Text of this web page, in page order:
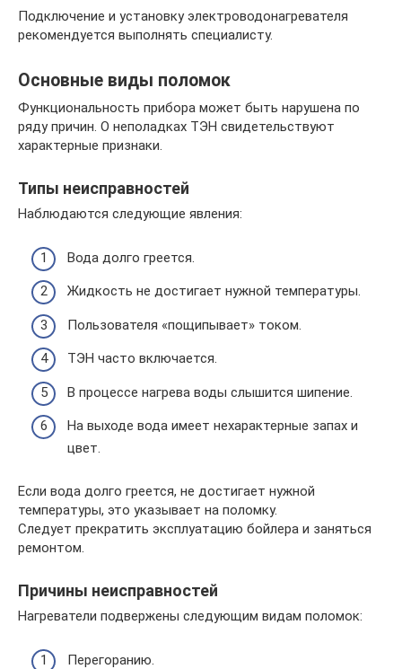
Подключение и установку электроводонагревателя
рекомендуется выполнять специалисту.
Основные виды поломок
Функциональность прибора может быть нарушена по
ряду причин. О неполадках ТЭН свидетельствуют
характерные признаки.
Типы неисправностей
Наблюдаются следующие явления:
Вода долго греется.
Жидкость не достигает нужной температуры.
Пользователя «пощипывает» током.
ТЭН часто включается.
В процессе нагрева воды слышится шипение.
На выходе вода имеет нехарактерные запах и
цвет.
Если вода долго греется, не достигает нужной
температуры, это указывает на поломку.
Следует прекратить эксплуатацию бойлера и заняться
ремонтом.
Причины неисправностей
Нагреватели подвержены следующим видам поломок:
Перегоранию.